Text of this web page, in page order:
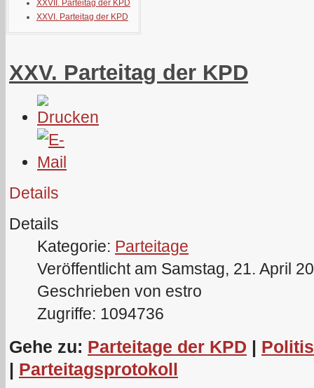
XXVII. Parteitag der KPD
XXVI. Parteitag der KPD
XXV. Parteitag der KPD
Details
Details
Kategorie: Parteitage
Veröffentlicht am Samstag, 21. April
Geschrieben von estro
Zugriffe: 1094736
Gehe zu: Parteitage der KPD |
| Parteitagsprotokoll